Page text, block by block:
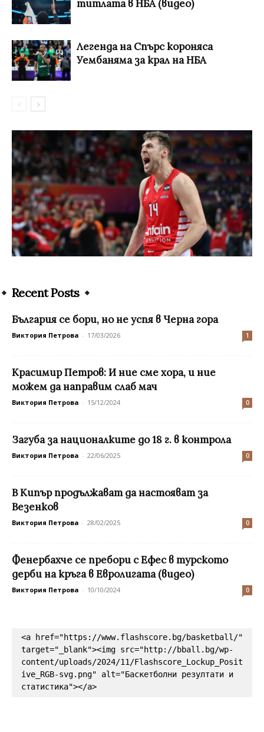
титлата в НБА (видео)
Легенда на Спърс короняса
Уембаняма за крал на НБА
Recent Posts
България се бори, но не успя в Черна гора
Виктория Петрова - 17/03/2026 1
Красимир Петров: И ние сме хора, и ние
можем да направим слаб мач
Виктория Петрова - 15/12/2024 0
Загуба за националките до 18 г. в контрола
Виктория Петрова - 22/06/2025 0
В Кипър продължават да настояват за
Везенков
Виктория Петрова - 28/02/2025 0
Фенербахче се пребори с Ефес в турското
дерби на кръга в Евролигата (видео)
Виктория Петрова - 10/10/2024 0
<a href="https://www.flashscore.bg/basketball/"
target="_blank"><img src="http://bball.bg/wp-
content/uploads/2024/11/Flashscore_Lockup_Posit
ive_RGB-svg.png" alt="Баскетболни резултати и
статистика"></a>